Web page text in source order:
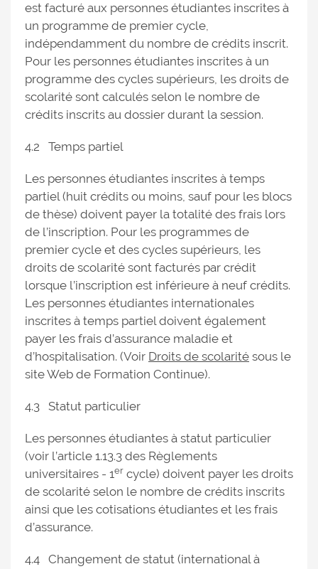
est facturé aux personnes étudiantes inscrites à
un programme de premier cycle,
indépendamment du nombre de crédits inscrit.
Pour les personnes étudiantes inscrites à un
programme des cycles supérieurs, les droits de
scolarité sont calculés selon le nombre de
crédits inscrits au dossier durant la session.
4.2 Temps partiel
Les personnes étudiantes inscrites à temps
partiel (huit crédits ou moins, sauf pour les blocs
de thèse) doivent payer la totalité des frais lors
de l’inscription. Pour les programmes de
premier cycle et des cycles supérieurs, les
droits de scolarité sont facturés par crédit
lorsque l’inscription est inférieure à neuf crédits.
Les personnes étudiantes internationales
inscrites à temps partiel doivent également
payer les frais d’assurance maladie et
d’hospitalisation. (Voir Droits de scolarité sous le
site Web de Formation Continue).
4.3 Statut particulier
Les personnes étudiantes à statut particulier
(voir l’article 1.13.3 des Règlements
universitaires - 1er cycle) doivent payer les droits
de scolarité selon le nombre de crédits inscrits
ainsi que les cotisations étudiantes et les frais
d’assurance.
4.4 Changement de statut (international à